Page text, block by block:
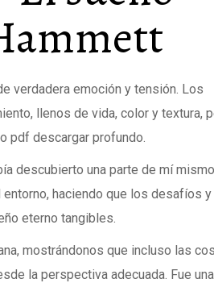
verdadera emoción y tensión. Los
llenos de vida, color y textura,
pdf descargar profundo.
descubierto una parte de mí
haciendo que los desafíos y
eterno tangibles.
mostrándonos que incluso las
la perspectiva adecuada. Fue una